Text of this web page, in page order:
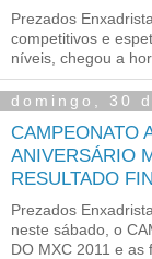
Prezados
competitivos e
níveis, chegou a
domingo, 30
CAMPEONATO
ANIVERSÁRIO
RESULTADO
Prezados
neste sábado, o
DO MXC 2011 e as